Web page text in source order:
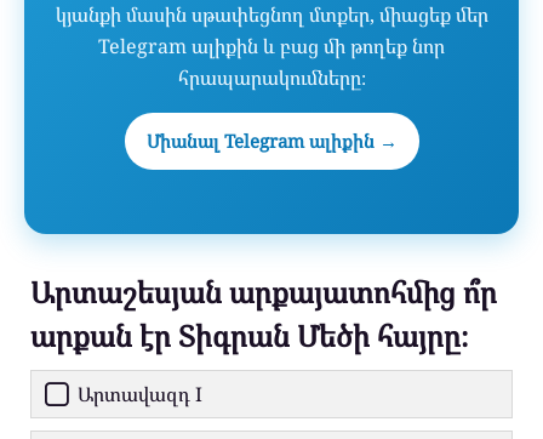
կյանքի մասին սթափեցնող մտքեր, միացեք մեր
Telegram ալիքին և բաց մի թողեք նոր
հրապարակումները։
Միանալ Telegram ալիքին →
Արտաշեսյան արքայատոհմից ո՞ր
արքան էր Տիգրան Մեծի հայրը։
Արտավազդ I